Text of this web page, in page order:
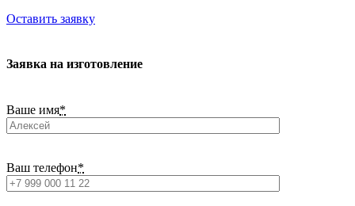
Оставить заявку
Заявка на изготовление
Ваше имя*
Ваш телефон*